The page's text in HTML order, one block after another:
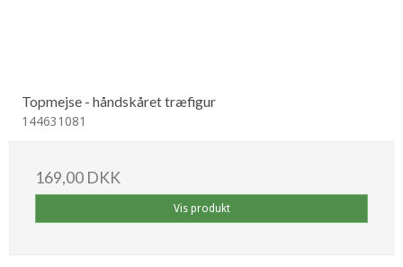
Topmejse - håndskåret træfigur
144631081
169,00 DKK
Vis produkt